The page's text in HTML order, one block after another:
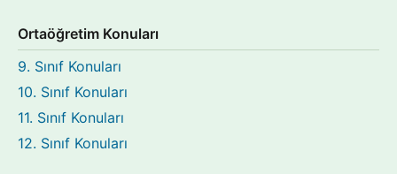
Ortaöğretim Konuları
9. Sınıf Konuları
10. Sınıf Konuları
11. Sınıf Konuları
12. Sınıf Konuları